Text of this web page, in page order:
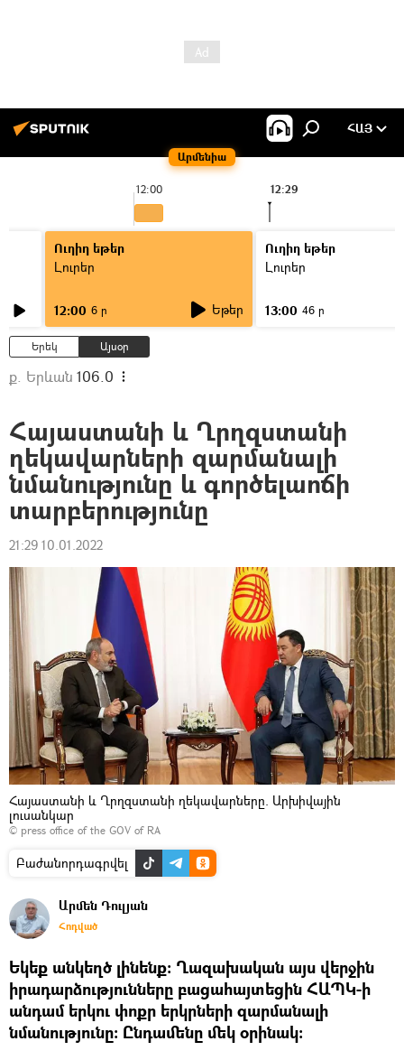
Արմենիա
ՀԱՅ
12:00 12:29
Ուղիղ եթեր
Լուրեր
12:00 6 ր Եթեր
Ուղիղ եթեր
Լուրեր
13:00 46 ր
Երեկ Այսօր
ք. Երևան 106.0
Հայաստանի և Ղրղզստանի
ղեկավարների զարմանալի
նմանությունը և գործելաոճի
տարբերությունը
21:29 10.01.2022
Հայաստանի և Ղրղզստանի ղեկավարները. Արխիվային
լուսանկար
© press office of the GOV of RA
Բաժանորդագրվել
Արմեն Դուլյան
Հոդված
Եկեք անկեղծ լինենք։ Ղազախական այս վերջին
իրադարձությունները բացահայտեցին ՀԱՊԿ-ի
անդամ երկու փոքր երկրների զարմանալի
նմանությունը։ Ընդամենը մեկ օրինակ։